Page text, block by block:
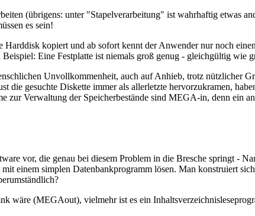
(übrigens: unter "Stapelverarbeitung" ist wahrhaftig etwas
es sein!
Harddisk kopiert und ab sofort kennt der Anwender nur noch
Eine Festplatte ist niemals groß genug - gleichgültig wie
Unvollkommenheit, auch auf Anhieb, trotz nützlicher
die gesuchte Diskette immer als allerletzte hervorzukramen,
zur Verwaltung der Speicherbestände sind MEGA-in, denn ein
vor, die genau bei diesem Problem in die Bresche springt -
einem simplen Datenbankprogramm lösen. Man konstruiert
wäre (MEGA­out), vielmehr ist es ein